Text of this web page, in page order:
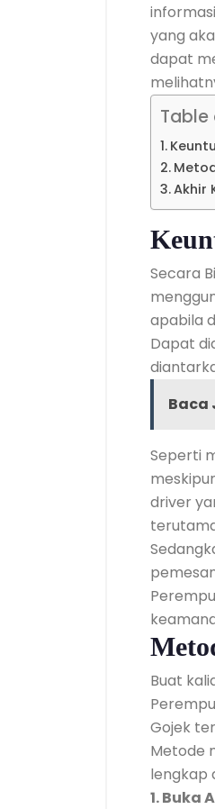
yang
dapat
Akhir
Secara
apabila
Dapat
Baca
Seperti
driver
Buat
Gojek
Metode
lengkap
1. Buka